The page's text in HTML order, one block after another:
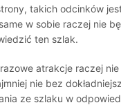
takich odcinków
w sobie raczej nie
ten szlak.
atrakcje raczej
nie bez
ze szlaku w